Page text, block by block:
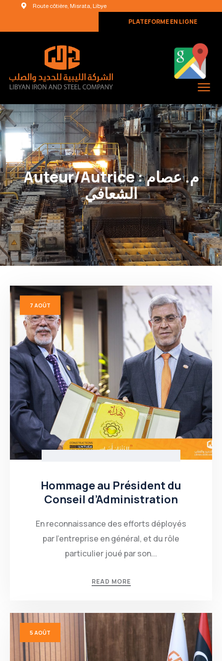
Route côtière, Misrata, Libye
PLATEFORME EN LIGNE
Auteur/autrice :م. عصام
الشعافي
7 AOÛT
Hommage au Président du
Conseil d’Administration
En reconnaissance des efforts déployés
par l’entreprise en général, et du rôle
particulier joué par son...
READ MORE
5 AOÛT